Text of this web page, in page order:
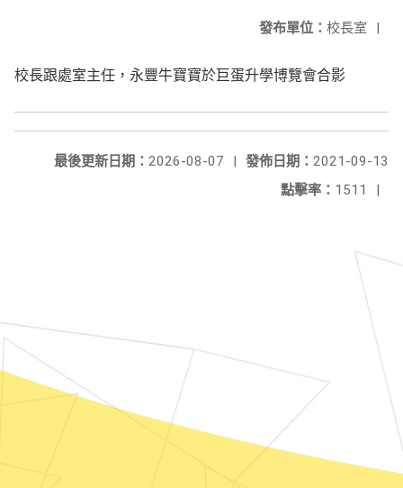
發布單位： 校長室 |
校長跟處室主任，永豐牛寶寶於巨蛋升學博覽會合影
發佈日期： 2021-09-13
最後更新日期： 2026-08-07
|
點擊率： 1511 |